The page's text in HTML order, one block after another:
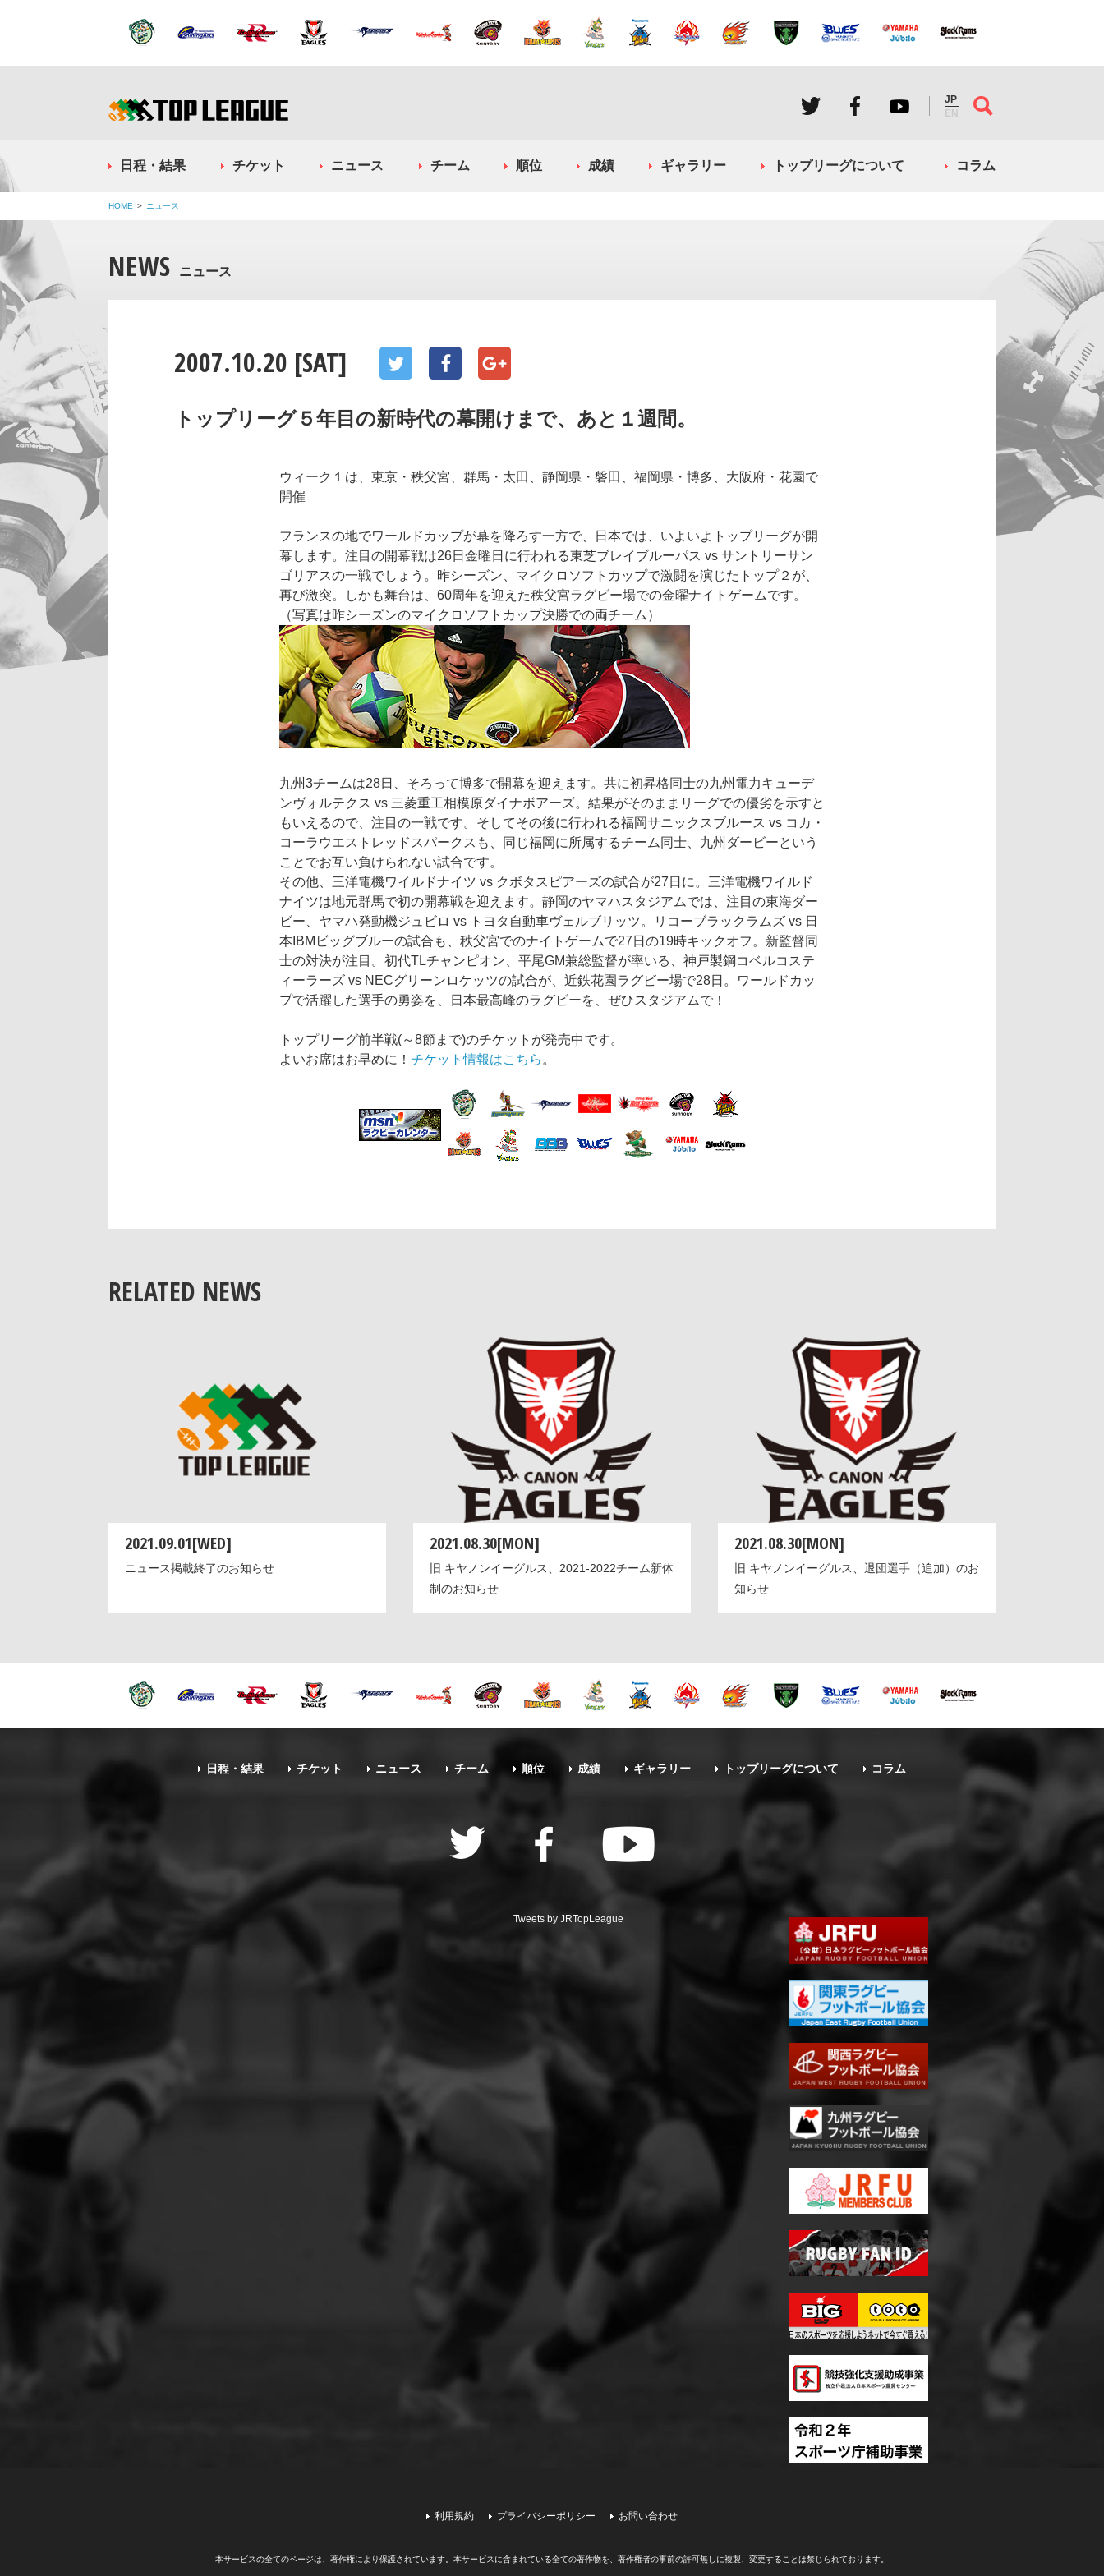
JP
EN
日程・結果 チケット ニュース チーム 順位 成績 ギャラリー トップリーグについて コラム
HOME ニュース
NEWS ニュース
2007.10.20 [SAT]
トップリーグ５年目の新時代の幕開けまで、あと１週間。
ウィーク１は、東京・秩父宮、群馬・太田、静岡県・磐田、福岡県・博多、大阪府・花園で
開催
フランスの地でワールドカップが幕を降ろす一方で、日本では、いよいよトップリーグが開
幕します。注目の開幕戦は26日金曜日に行われる東芝ブレイブルーパス vs サントリーサン
ゴリアスの一戦でしょう。昨シーズン、マイクロソフトカップで激闘を演じたトップ２が、
再び激突。しかも舞台は、60周年を迎えた秩父宮ラグビー場での金曜ナイトゲームです。
（写真は昨シーズンのマイクロソフトカップ決勝での両チーム）
九州3チームは28日、そろって博多で開幕を迎えます。共に初昇格同士の九州電力キューデ
ンヴォルテクス vs 三菱重工相模原ダイナボアーズ。結果がそのままリーグでの優劣を示すと
もいえるので、注目の一戦です。そしてその後に行われる福岡サニックスブルース vs コカ・
コーラウエストレッドスパークスも、同じ福岡に所属するチーム同士、九州ダービーという
ことでお互い負けられない試合です。
その他、三洋電機ワイルドナイツ vs クボタスピアーズの試合が27日に。三洋電機ワイルド
ナイツは地元群馬で初の開幕戦を迎えます。静岡のヤマハスタジアムでは、注目の東海ダー
ビー、ヤマハ発動機ジュビロ vs トヨタ自動車ヴェルブリッツ。リコーブラックラムズ vs 日
本IBMビッグブルーの試合も、秩父宮でのナイトゲームで27日の19時キックオフ。新監督同
士の対決が注目。初代TLチャンピオン、平尾GM兼総監督が率いる、神戸製鋼コベルコステ
ィーラーズ vs NECグリーンロケッツの試合が、近鉄花園ラグビー場で28日。ワールドカッ
プで活躍した選手の勇姿を、日本最高峰のラグビーを、ぜひスタジアムで！
トップリーグ前半戦(～8節まで)のチケットが発売中です。
よいお席はお早めに！ チケット情報はこちら 。
RELATED NEWS
2021.09.01[WED]
ニュース掲載終了のお知らせ
2021.08.30[MON]
旧 キヤノンイーグルス、2021-2022チーム新体
制のお知らせ
2021.08.30[MON]
旧 キヤノンイーグルス、退団選手（追加）のお
知らせ
日程・結果 チケット ニュース チーム 順位 成績 ギャラリー トップリーグについて コラム
Tweets by JRTopLeague
利用規約 プライバシーポリシー お問い合わせ
本サービスの全てのページは、著作権により保護されています。 本サービスに含まれている全ての著作物を、著作権者の事前の許可無しに複製、変更することは禁じられております。